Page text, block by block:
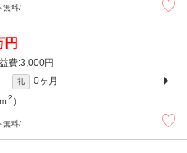
無料/
円
3,000円
礼
0ヶ月
2 ）
無料/